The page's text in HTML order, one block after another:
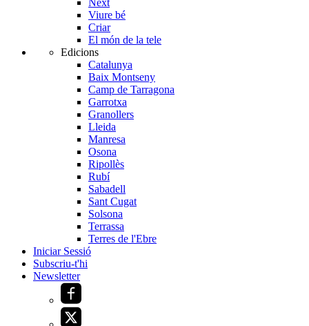
Next
Viure bé
Criar
El món de la tele
Edicions
Catalunya
Baix Montseny
Camp de Tarragona
Garrotxa
Granollers
Lleida
Manresa
Osona
Ripollès
Rubí
Sabadell
Sant Cugat
Solsona
Terrassa
Terres de l'Ebre
Iniciar Sessió
Subscriu-t'hi
Newsletter